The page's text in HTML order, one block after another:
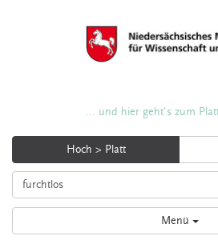
... und hier geht's zum
Hoch > Platt
Menü